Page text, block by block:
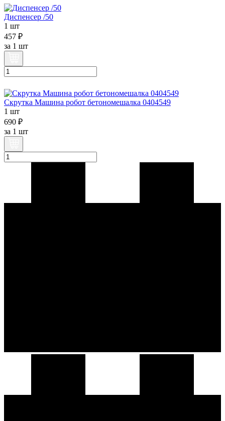
Диспенсер /50
1 шт
457 ₽
за 1 шт
Скрутка Машина робот бетономешалка 0404549
1 шт
690 ₽
за 1 шт